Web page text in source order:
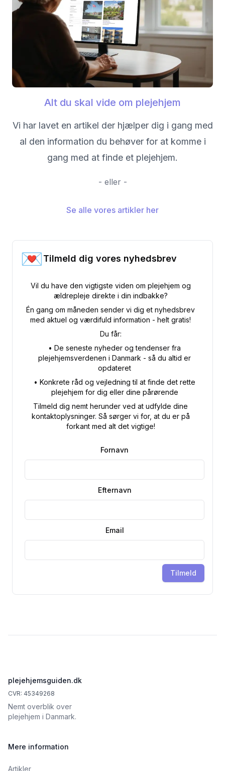
Alt du skal vide om plejehjem
Vi har lavet en artikel der hjælper dig i gang med
al den information du behøver for at komme i
gang med at finde et plejehjem.
- eller -
Se alle vores artikler her
💌Tilmeld dig vores nyhedsbrev
Vil du have den vigtigste viden om plejehjem og
ældrepleje direkte i din indbakke?
Én gang om måneden sender vi dig et nyhedsbrev
med aktuel og værdifuld information - helt gratis!
Du får:
•⁠ De seneste nyheder og tendenser fra
plejehjemsverdenen i Danmark - så du altid er
opdateret
•⁠ Konkrete råd og vejledning til at finde det rette
plejehjem for dig eller dine pårørende
Tilmeld dig nemt herunder ved at udfylde dine
kontaktoplysninger. Så sørger vi for, at du er på
forkant med alt det vigtige!
Fornavn
Efternavn
Email
Tilmeld
plejehjemsguiden.dk
CVR: 45349268
Nemt overblik over
plejehjem i Danmark.
Mere information
Artikler